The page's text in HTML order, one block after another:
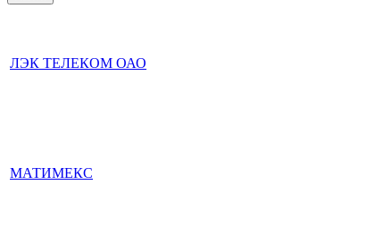
ЛЭК ТЕЛЕКОМ ОАО
МАТИМЕКС